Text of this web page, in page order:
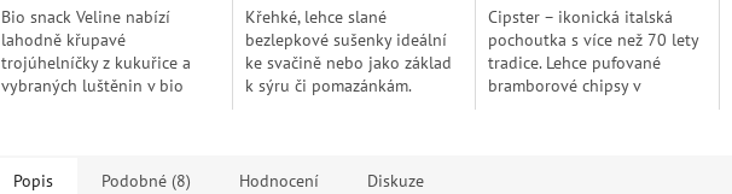
5
hvězdiček.
Bio snack Veline nabízí
lahodně křupavé
trojúhelníčky z kukuřice a
vybraných luštěnin v bio
zdravou...
Křehké, lehce slané
bezlepkové sušenky ideální
ke svačině nebo jako základ
k sýru či pomazánkám.
5
hvězdiček.
Cipster – ikonická italská
pochoutka s více než 70 lety
tradice. Lehce pufované
bramborové chipsy v
Popis Podobné (8) Hodnocení Diskuze